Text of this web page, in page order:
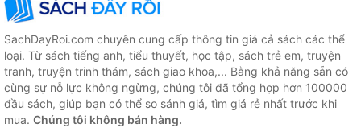
SachDayRoi.com chuyên cung cấp thông tin giá cả sách các thể
loại. Từ sách tiếng anh, tiểu thuyết, học tập, sách trẻ em, truyện
tranh, truyện trinh thám, sách giao khoa,... Bằng khả năng sẵn có
cùng sự nỗ lực không ngừng, chúng tôi đã tổng hợp hơn 100000
đầu sách, giúp bạn có thể so sánh giá, tìm giá rẻ nhất trước khi
mua. Chúng tôi không bán hàng.